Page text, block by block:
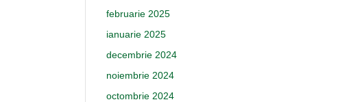
februarie 2025
ianuarie 2025
decembrie 2024
noiembrie 2024
octombrie 2024